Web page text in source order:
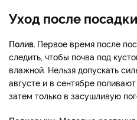
Уход после посадки
Полив. Первое время после
следить, чтобы почва под
влажной. Нельзя допускать
августе и в сентябре
затем только в засушливую